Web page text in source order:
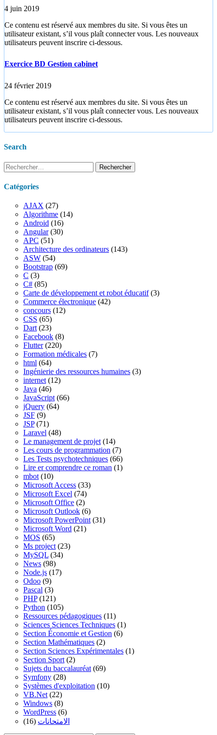
4 juin 2019
Ce contenu est réservé aux membres du site. Si vous êtes un
utilisateur existant, s’il vous plaît connecter vous. Les nouveaux
utilisateurs peuvent inscrire ci-dessous.
Exercice BD Gestion cabinet
24 février 2019
Ce contenu est réservé aux membres du site. Si vous êtes un
utilisateur existant, s’il vous plaît connecter vous. Les nouveaux
utilisateurs peuvent inscrire ci-dessous.
Search
Rechercher :
Catégories
AJAX (27)
Algorithme (14)
Android (16)
Angular(30)
APC (51)
Architecture des ordinateurs (143)
ASW (54)
Bootstrap (69)
C (3)
C# (85)
Carte de développement et robot éducatif(3)
Commerce électronique (42)
concours (12)
CSS (65)
Dart (23)
Facebook (8)
Flutter(220)
Formation médicales (7)
html (64)
Ingénierie des ressources humaines (3)
internet (12)
Java (46)
JavaScript (66)
jQuery (64)
JSF (9)
JSP(71)
Laravel (48)
Le management de projet (14)
Les cours de programmation (7)
Les Tests psychotechniques (66)
Lire er comprendre ce roman (1)
mbot (10)
Microsoft Access (33)
Microsoft Excel (74)
Microsoft Office (2)
Microsoft Outlook (6)
Microsoft PowerPoint (31)
Microsoft Word (21)
MOS (65)
Ms project (23)
MySQL (34)
News (98)
Node.js (17)
Odoo (9)
Pascal (3)
PHP(121)
Python (105)
Ressources pédagogiques (11)
Sciences Sciences Techniques (1)
Section Économie et Gestion (6)
Section Mathématiques (2)
Section Sciences Expérimentales (1)
Section Sport (2)
Sujets du baccalauréat (69)
Symfony (28)
Systèmes d'exploitation (10)
VB.Net (22)
Windows (8)
WordPress (6)
الامتحانات (16)